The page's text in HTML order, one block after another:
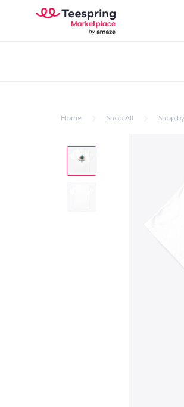
Home Shop All Shop